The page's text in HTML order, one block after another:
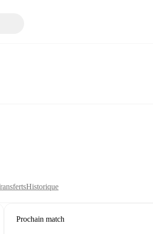
Historique
Prochain match